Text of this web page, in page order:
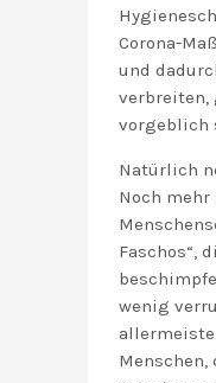
Corona-
und
verbreiten,
vorgeblich
Natürlich
Noch
Faschos“,
wenig
Menschen,